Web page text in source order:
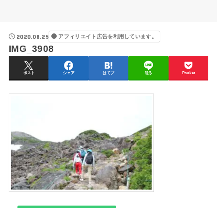
2020.08.25 アフィリエイト広告を利用しています。
IMG_3908
ポスト シェア はてブ 送る Pocket